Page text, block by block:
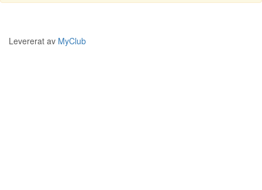
Levererat av MyClub